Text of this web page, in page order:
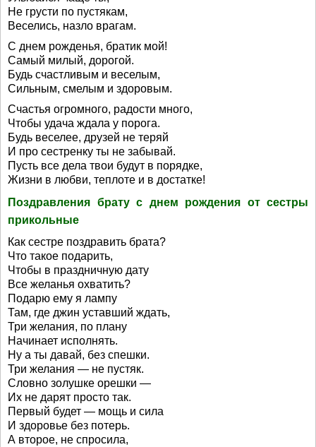
Не грусти по пустякам,
Веселись, назло врагам.
С днем рожденья, братик мой!
Самый милый, дорогой.
Будь счастливым и веселым,
Сильным, смелым и здоровым.
Счастья огромного, радости много,
Чтобы удача ждала у порога.
Будь веселее, друзей не теряй
И про сестренку ты не забывай.
Пусть все дела твои будут в порядке,
Жизни в любви, теплоте и в достатке!
Поздравления брату с днем рождения от сестры
прикольные
Как сестре поздравить брата?
Что такое подарить,
Чтобы в праздничную дату
Все желанья охватить?
Подарю ему я лампу
Там, где джин уставший ждать,
Три желания, по плану
Начинает исполнять.
Ну а ты давай, без спешки.
Три желания — не пустяк.
Словно золушке орешки —
Их не дарят просто так.
Первый будет — мощь и сила
И здоровье без потерь.
А второе, не спросила,